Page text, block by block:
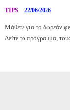
TIPS 22/06/2026
Μάθετε για το δωρεάν
Δείτε το πρόγραμμα,